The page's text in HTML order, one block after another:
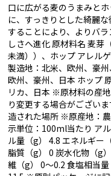
口に広がる麦のうまみと
に、すっきりとした綺麗
することにより、よりバ
しさへ進化 原材料名 麦芽
未満））、ホップ アレル
製造地：北米、欧州、豪州
欧州、豪州、日本 ホップ
リカ、日本 ※原材料の産
り変更する場合がござい
造された場所 ※原産地：
示単位：100ml当たり ア
ル量（g） 4.8 エネルギー
脂質（g） 0 炭水化物（g
維（g） 0～0.2 食塩相当